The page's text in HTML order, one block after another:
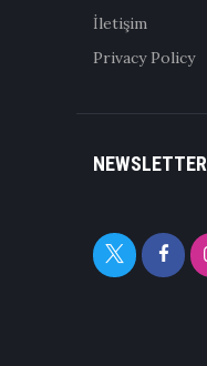
İletişim
Privacy Policy
NEWSLETTER